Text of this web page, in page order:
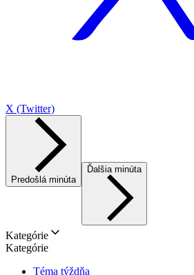
X (Twitter)
Predošlá minúta
Ďalšia minúta
Kategórie
Kategórie
Téma týždňa